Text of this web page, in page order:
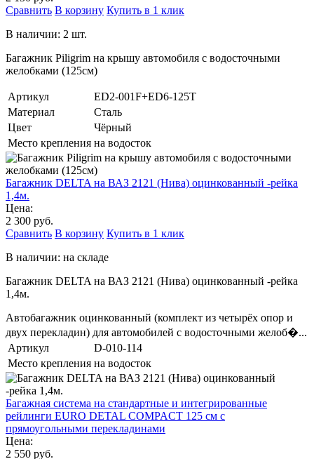
Сравнить В корзину Купить в 1 клик
В наличии: 2 шт.
Багажник Piligrim на крышу автомобиля с водосточными
желобками (125см)
Артикул
ED2-001F+ED6-125T
Материал
Сталь
Цвет
Чёрный
Место крепления на водосток
Багажник DELTA на ВАЗ 2121 (Нива) оцинкованный -рейка
1,4м.
Цена:
2 300 руб.
Сравнить В корзину Купить в 1 клик
В наличии: на складе
Багажник DELTA на ВАЗ 2121 (Нива) оцинкованный -рейка
1,4м.
Автобагажник оцинкованный (комплект из четырёх опор и
двух перекладин) для автомобилей с водосточными желоб�...
Артикул
D-010-114
Место крепления на водосток
Багажная система на стандартные и интегрированные
рейлинги EURO DETAL COMPACT 125 см с
прямоугольными перекладинами
Цена:
2 550 руб.